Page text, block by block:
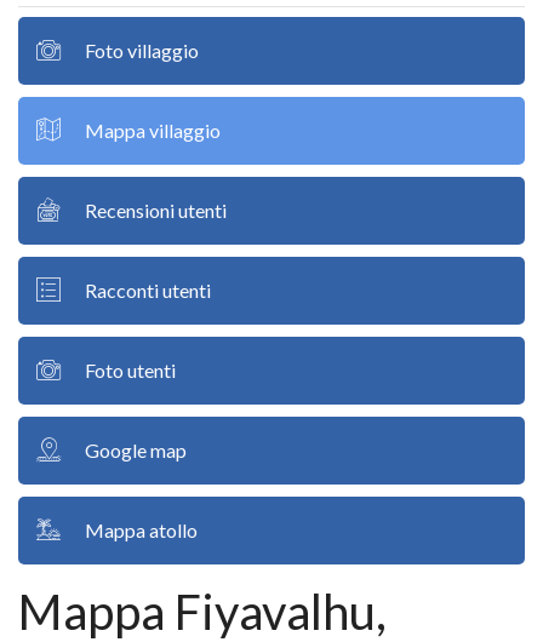
Foto villaggio
Mappa villaggio
Recensioni utenti
Racconti utenti
Foto utenti
Google map
Mappa atollo
Mappa Fiyavalhu,